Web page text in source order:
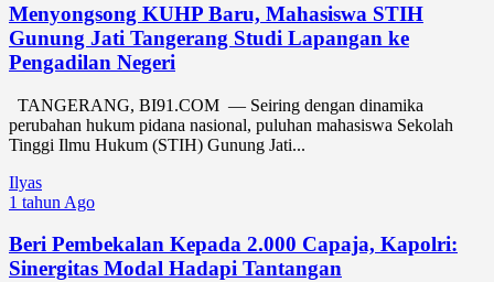
Menyongsong KUHP Baru, Mahasiswa STIH
Gunung Jati Tangerang Studi Lapangan ke
Pengadilan Negeri
TANGERANG, BI91.COM — Seiring dengan dinamika
perubahan hukum pidana nasional, puluhan mahasiswa Sekolah
Tinggi Ilmu Hukum (STIH) Gunung Jati...
Ilyas
1 tahun Ago
Beri Pembekalan Kepada 2.000 Capaja, Kapolri:
Sinergitas Modal Hadapi Tantangan